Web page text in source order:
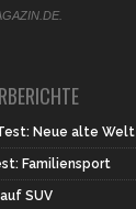
Neue alte Welt
Familiensport
SUV